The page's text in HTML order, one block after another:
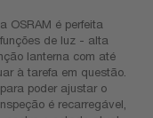
OSRAM é perfeita
de luz - alta
lanterna com até
à tarefa em questão.
poder ajustar o
é recarregável,